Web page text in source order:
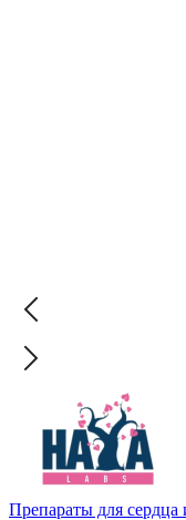
Препараты для сердца